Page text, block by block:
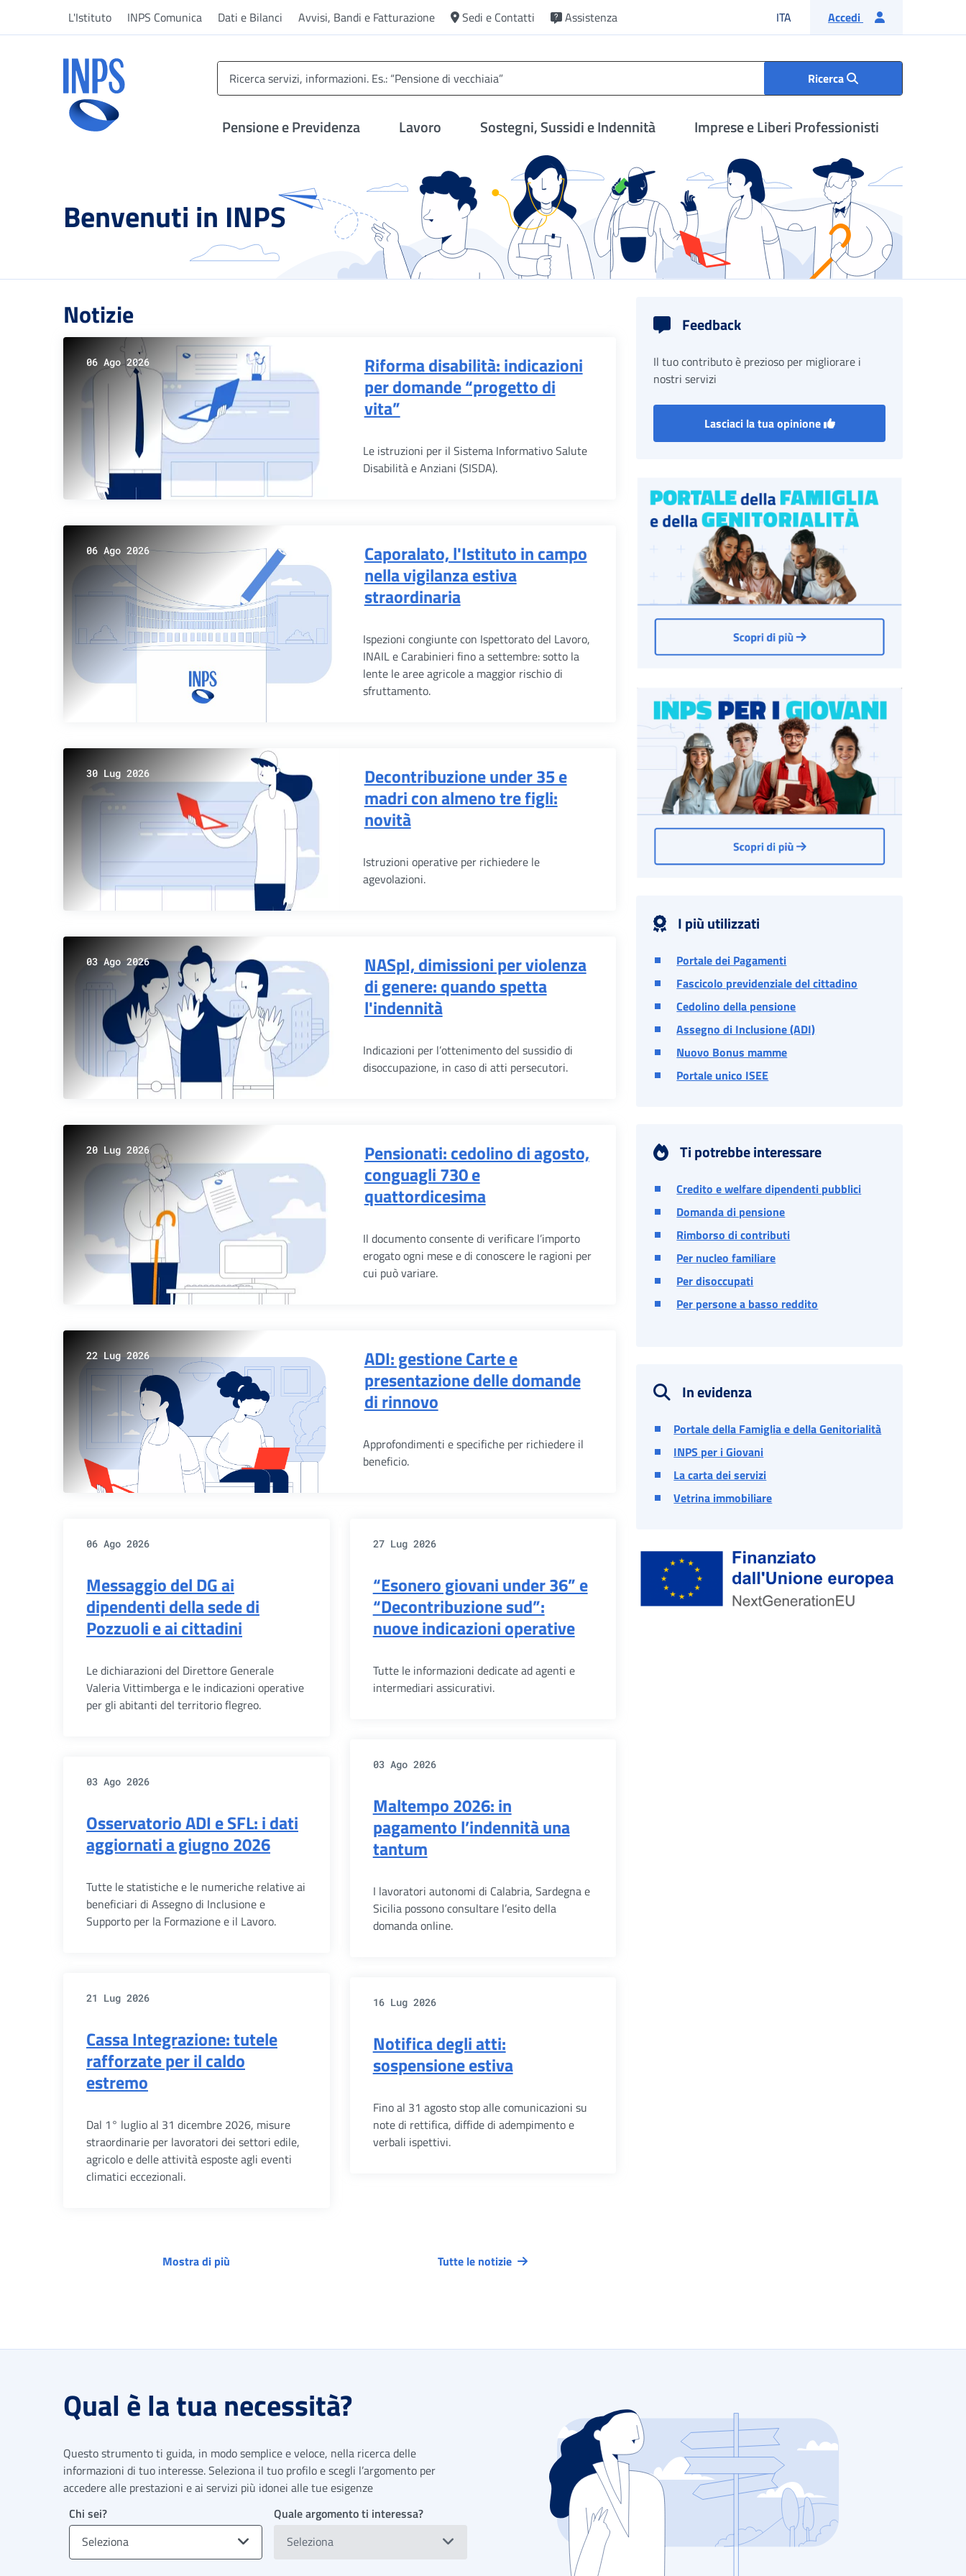
L'Istituto INPS Comunica Dati e Bilanci Avvisi, Bandi e Fatturazione Sedi e Contatti Assistenza ITA Lingua italiana
Accedi
Ricerca
Pensione e Previdenza Lavoro Sostegni, Sussidi e Indennità Imprese e Liberi Professionisti
Benvenuti in INPS
Notizie
06 Ago 2026
Riforma disabilità: indicazioni
per domande “progetto di
vita”
Le istruzioni per il Sistema Informativo Salute
Disabilità e Anziani (SISDA).
06 Ago 2026
Caporalato, l'Istituto in campo
nella vigilanza estiva
straordinaria
Ispezioni congiunte con Ispettorato del Lavoro,
INAIL e Carabinieri fino a settembre: sotto la
lente le aree agricole a maggior rischio di
sfruttamento.
30 Lug 2026
Decontribuzione under 35 e
madri con almeno tre figli:
novità
Istruzioni operative per richiedere le
agevolazioni.
03 Ago 2026
NASpI, dimissioni per violenza
di genere: quando spetta
l'indennità
Indicazioni per l’ottenimento del sussidio di
disoccupazione, in caso di atti persecutori.
20 Lug 2026
Pensionati: cedolino di agosto,
conguagli 730 e
quattordicesima
Il documento consente di verificare l’importo
erogato ogni mese e di conoscere le ragioni per
cui può variare.
22 Lug 2026
ADI: gestione Carte e
presentazione delle domande
di rinnovo
Approfondimenti e specifiche per richiedere il
beneficio.
06 Ago 2026
Messaggio del DG ai
dipendenti della sede di
Pozzuoli e ai cittadini
Le dichiarazioni del Direttore Generale
Valeria Vittimberga e le indicazioni operative
per gli abitanti del territorio flegreo.
27 Lug 2026
“Esonero giovani under 36” e
“Decontribuzione sud”:
nuove indicazioni operative
Tutte le informazioni dedicate ad agenti e
intermediari assicurativi.
03 Ago 2026
Osservatorio ADI e SFL: i dati
aggiornati a giugno 2026
Tutte le statistiche e le numeriche relative ai
beneficiari di Assegno di Inclusione e
Supporto per la Formazione e il Lavoro.
03 Ago 2026
Maltempo 2026: in
pagamento l’indennità una
tantum
I lavoratori autonomi di Calabria, Sardegna e
Sicilia possono consultare l’esito della
domanda online.
21 Lug 2026
Cassa Integrazione: tutele
rafforzate per il caldo
estremo
Dal 1° luglio al 31 dicembre 2026, misure
straordinarie per lavoratori dei settori edile,
agricolo e delle attività esposte agli eventi
climatici eccezionali.
16 Lug 2026
Notifica degli atti:
sospensione estiva
Fino al 31 agosto stop alle comunicazioni su
note di rettifica, diffide di adempimento e
verbali ispettivi.
Mostra di più Tutte le notizie
Feedback
Il tuo contributo è prezioso per migliorare i
nostri servizi
Lasciaci la tua opinione
I più utilizzati
Portale dei Pagamenti
Fascicolo previdenziale del cittadino
Cedolino della pensione
Assegno di Inclusione (ADI)
Nuovo Bonus mamme
Portale unico ISEE
Ti potrebbe interessare
Credito e welfare dipendenti pubblici
Domanda di pensione
Rimborso di contributi
Per nucleo familiare
Per disoccupati
Per persone a basso reddito
In evidenza
Portale della Famiglia e della Genitorialità
INPS per i Giovani
La carta dei servizi
Vetrina immobiliare
Qual è la tua necessità?
Questo strumento ti guida, in modo semplice e veloce, nella ricerca delle
informazioni di tuo interesse. Seleziona il tuo profilo e scegli l’argomento per
accedere alle prestazioni e ai servizi più idonei alle tue esigenze
Chi sei?
Seleziona
Quale argomento ti interessa?
Seleziona